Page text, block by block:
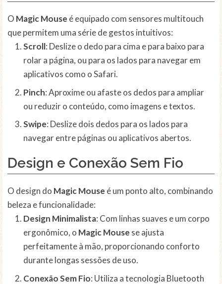
O Magic Mouse é equipado com sensores multitouch
que permitem uma série de gestos intuitivos:
Scroll: Deslize o dedo para cima e para baixo para
rolar a página, ou para os lados para navegar em
aplicativos como o Safari.
Pinch: Aproxime ou afaste os dedos para ampliar
ou reduzir o conteúdo, como imagens e textos.
Swipe: Deslize dois dedos para os lados para
navegar entre páginas ou aplicativos abertos.
Design e Conexão Sem Fio
O design do Magic Mouse é um ponto alto, combinando
beleza e funcionalidade:
Design Minimalista: Com linhas suaves e um corpo
ergonômico, o Magic Mouse se ajusta
perfeitamente à mão, proporcionando conforto
durante longas sessões de uso.
Conexão Sem Fio: Utiliza a tecnologia Bluetooth